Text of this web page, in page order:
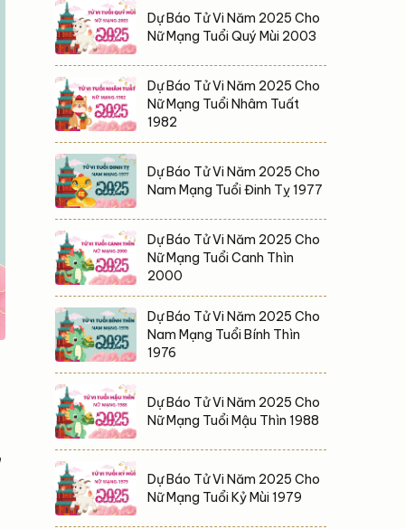
Dự Báo Tử Vi Năm 2025 Cho
Nữ Mạng Tuổi Quý Mùi 2003
Dự Báo Tử Vi Năm 2025 Cho
Nữ Mạng Tuổi Nhâm Tuất
1982
Dự Báo Tử Vi Năm 2025 Cho
Nam Mạng Tuổi Đinh Tỵ 1977
Dự Báo Tử Vi Năm 2025 Cho
Nữ Mạng Tuổi Canh Thìn
2000
Dự Báo Tử Vi Năm 2025 Cho
Nam Mạng Tuổi Bính Thìn
1976
Dự Báo Tử Vi Năm 2025 Cho
Nữ Mạng Tuổi Mậu Thìn 1988
Dự Báo Tử Vi Năm 2025 Cho
Nữ Mạng Tuổi Kỷ Mùi 1979